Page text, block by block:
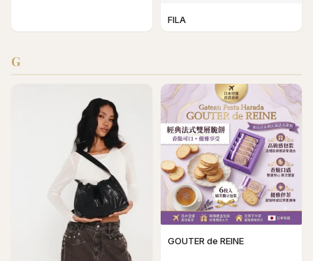
FILA
G
GOUTER de REINE